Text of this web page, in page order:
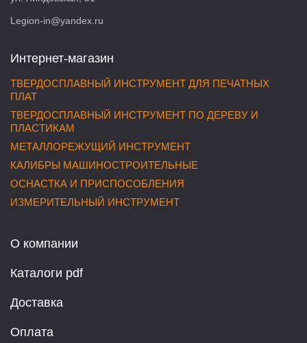
Legion-in@yandex.ru
Интернет-магазин
ТВЕРДОСПЛАВНЫЙ ИНСТРУМЕНТ ДЛЯ ПЕЧАТНЫХ
ПЛАТ
ТВЕРДОСПЛАВНЫЙ ИНСТРУМЕНТ ПО ДЕРЕВУ И
ПЛАСТИКАМ
МЕТАЛЛОРЕЖУЩИЙ ИНСТРУМЕНТ
КАЛИБРЫ МАШИНОСТРОИТЕЛЬНЫЕ
ОСНАСТКА И ПРИСПОСОБЛЕНИЯ
ИЗМЕРИТЕЛЬНЫЙ ИНСТРУМЕНТ
О компании
Каталоги pdf
Доставка
Оплата